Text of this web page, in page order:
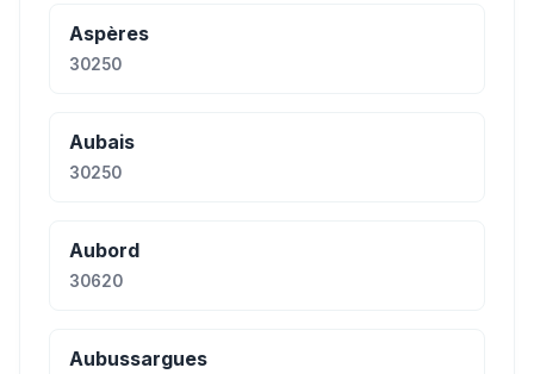
Aspères
30250
Aubais
30250
Aubord
30620
Aubussargues